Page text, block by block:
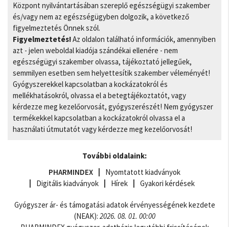
Központ nyilvántartásában szereplő egészségügyi szakember
és/vagy nem az egészségügyben dolgozik, a következő
figyelmeztetés Önnek szól.
Figyelmeztetés!Az oldalon található információk, amennyiben
azt - jelen weboldal kiadója szándékai ellenére - nem
egészségügyi szakember olvassa, tájékoztató jellegűek,
semmilyen esetben sem helyettesítik szakember véleményét!
Gyógyszerekkel kapcsolatban a kockázatokról és
mellékhatásokról, olvassa el a betegtájékoztatót, vagy
kérdezze meg kezelőorvosát, gyógyszerészét! Nem gyógyszer
termékekkel kapcsolatban a kockázatokról olvassa el a
használati útmutatót vagy kérdezze meg kezelőorvosát!
További oldalaink:
PHARMINDEX
Nyomtatott kiadványok
Digitális kiadványok
Hírek Gyakori kérdések
Gyógyszer ár- és támogatási adatok érvényességének kezdete
(NEAK): 2026. 08. 01. 00:00